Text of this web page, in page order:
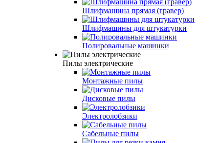
Шлифмашина прямая (гравер)
Шлифмашины для штукатурки
Полировальные машинки
Пилы электрические
Монтажные пилы
Дисковые пилы
Электролобзики
Сабельные пилы